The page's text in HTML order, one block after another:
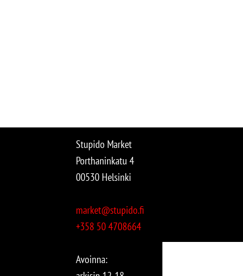
Stupido Market
Porthaninkatu 4
00530 Helsinki
market@stupido.fi
+358 50 4708664
Avoinna: